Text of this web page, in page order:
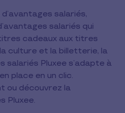
salariés,
salariés qui
cadeaux aux titres
culture et la billetterie, la
salariés Pluxee s’adapte à
place en un clic.
ou découvrez la
Pluxee.